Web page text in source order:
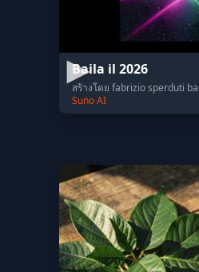
Baila il 2026
สร้างโดย fabrizio sperduti
Suno AI